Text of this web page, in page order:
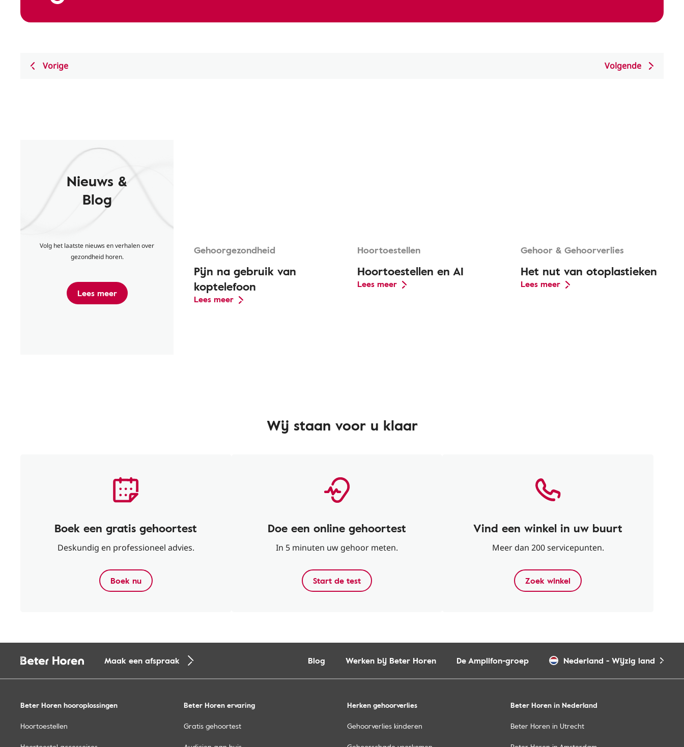
Vorige Volgende
Nieuws &
Blog
Volg het laatste nieuws en verhalen over
gezondheid horen.
Lees meer
Gehoorgezondheid
Pijn na gebruik van
koptelefoon
Lees meer
Hoortoestellen
Hoortoestellen en AI
Lees meer
Gehoor & Gehoorverlies
Het nut van otoplastieken
Lees meer
Wij staan voor u klaar
Boek een gratis gehoortest
Deskundig en professioneel advies.
Boek nu
Doe een online gehoortest
In 5 minuten uw gehoor meten.
Start de test
Vind een winkel in uw buurt
Meer dan 200 servicepunten.
Zoek winkel
Maak een afspraak Blog Werken bij Beter Horen De Amplifon-groep Nederland - Wijzig land
Beter Horen hooroplossingen
Hoortoestellen
Beter Horen ervaring
Gratis gehoortest
Herken gehoorverlies
Gehoorverlies kinderen
Beter Horen in Nederland
Beter Horen in Utrecht